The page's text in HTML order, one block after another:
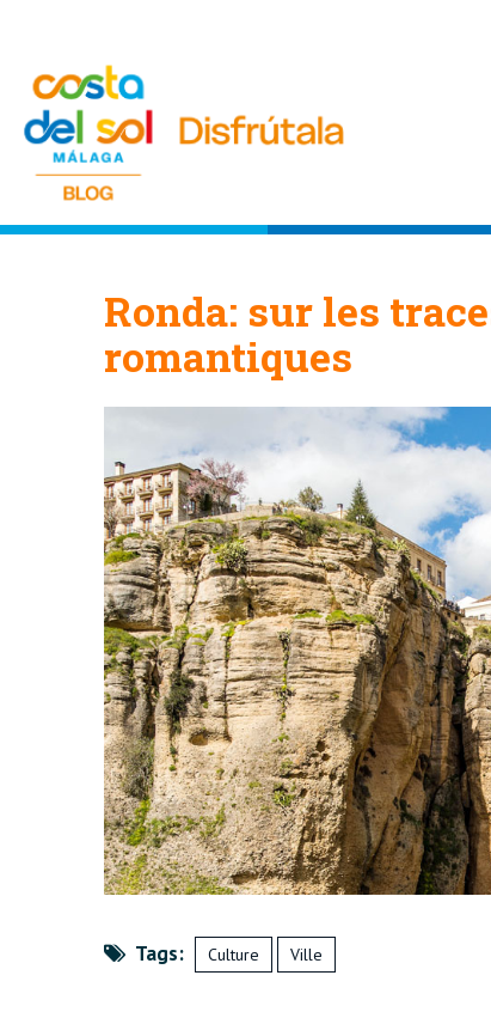
Ronda: sur les
romantiques
Tags: Culture Ville